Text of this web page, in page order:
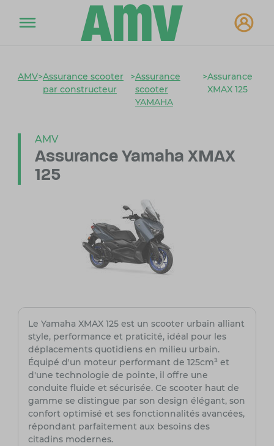
AMV>Assurance scooter
par constructeur
>Assurance
scooter
YAMAHA
>Assurance
XMAX 125
AMV
Assurance Yamaha XMAX
125
Le Yamaha XMAX 125 est un scooter urbain alliant
style, performance et praticité, idéal pour les
déplacements quotidiens en milieu urbain.
Équipé d'un moteur performant de 125cm³ et
d'une technologie de pointe, il offre une
conduite fluide et sécurisée. Ce scooter haut de
gamme se distingue par son design élégant, son
confort optimisé et ses fonctionnalités avancées,
répondant parfaitement aux besoins des
citadins modernes.